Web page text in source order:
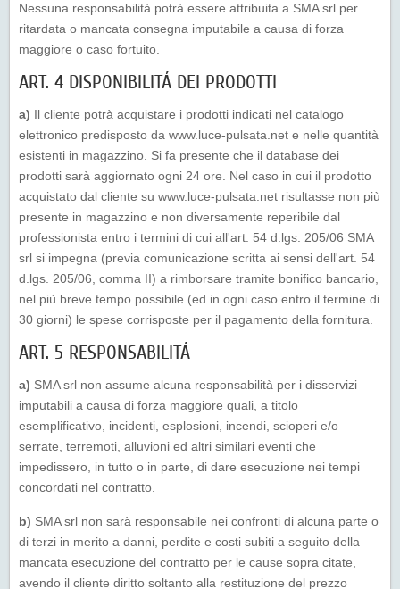
Nessuna responsabilità potrà essere attribuita a SMA srl per
ritardata o mancata consegna imputabile a causa di forza
maggiore o caso fortuito.
ART. 4 DISPONIBILITÁ DEI PRODOTTI
a) Il cliente potrà acquistare i prodotti indicati nel catalogo
elettronico predisposto da www.luce-pulsata.net e nelle quantità
esistenti in magazzino. Si fa presente che il database dei
prodotti sarà aggiornato ogni 24 ore. Nel caso in cui il prodotto
acquistato dal cliente su www.luce-pulsata.net risultasse non più
presente in magazzino e non diversamente reperibile dal
professionista entro i termini di cui all'art. 54 d.lgs. 205/06 SMA
srl si impegna (previa comunicazione scritta ai sensi dell'art. 54
d.lgs. 205/06, comma II) a rimborsare tramite bonifico bancario,
nel più breve tempo possibile (ed in ogni caso entro il termine di
30 giorni) le spese corrisposte per il pagamento della fornitura.
ART. 5 RESPONSABILITÁ
a) SMA srl non assume alcuna responsabilità per i disservizi
imputabili a causa di forza maggiore quali, a titolo
esemplificativo, incidenti, esplosioni, incendi, scioperi e/o
serrate, terremoti, alluvioni ed altri similari eventi che
impedissero, in tutto o in parte, di dare esecuzione nei tempi
concordati nel contratto.
b) SMA srl non sarà responsabile nei confronti di alcuna parte o
di terzi in merito a danni, perdite e costi subiti a seguito della
mancata esecuzione del contratto per le cause sopra citate,
avendo il cliente diritto soltanto alla restituzione del prezzo